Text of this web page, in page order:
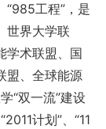
“985工程”，是
世界大学联
学术联盟、国
盟、全球能源
“双一流”建设
计划”、“11